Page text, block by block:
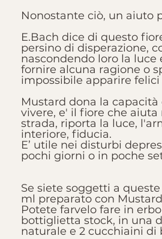
Nonostante ciò, un aiuto
E.Bach dice di questo
persino di disperazione,
nascondendo loro la luce
fornire alcuna ragione o
impossibile apparire felici
Mustard dona la
vivere, e' il fiore che
strada, riporta la luce,
interiore, fiducia.
E’ utile nei disturbi
pochi giorni o in poche
Se siete soggetti a
ml preparato con
Potete farvelo fare in
bottiglietta stock, in una
naturale e 2 cucchiaini di